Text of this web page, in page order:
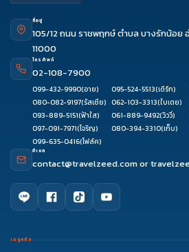
ที่อยู่
105/12 ถนน ราชพฤกษ์ ตำบล บางรักน้อย
11000
โทรศัพท์
02-108-7900
099-432-9990(อาย) 095-524-5513(เติร์ก)
080-082-9197(รัสเซีย) 062-103-3313(ใบเตย)
093-889-5151(ฟ้าใส) 061-889-9492(วิววี่)
097-091-7971(โจริญ) 080-394-3310(เก็บ)
099-635-0416(โฟล์ค)
อีเมล
contact@travelzeed.comor
เมนูหลัก